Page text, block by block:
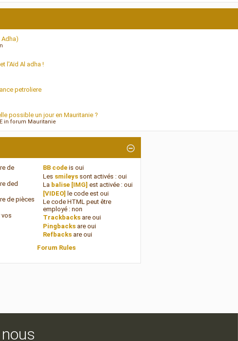
l'Aïd Al adha !
petroliere
possible un jour en Mauritanie ?
in forum Mauritanie
de
ded
de pièces
BB codeis oui
Les smileyssont activés : oui
La balise [IMG] est activée : oui
[VIDEO] le code est oui
Le code HTML peut être
employé : non
Trackbacksare oui
Pingbacksare oui
Refbacksare oui
Forum Rules